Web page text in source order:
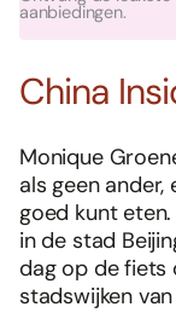
aanbiedingen.
China
Monique
als geen
goed kunt
in de stad
dag op de fiets
stadswijken van